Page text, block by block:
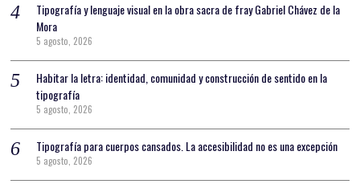
Tipografía y lenguaje visual en la obra sacra de fray Gabriel Chávez de la
Mora
5 agosto, 2026
Habitar la letra: identidad, comunidad y construcción de sentido en la
tipografía
5 agosto, 2026
Tipografía para cuerpos cansados. La accesibilidad no es una excepción
5 agosto, 2026